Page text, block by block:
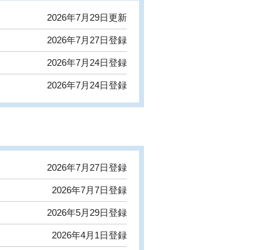
2026年7月29日更新
2026年7月27日登録
2026年7月24日登録
2026年7月24日登録
2026年7月27日登録
2026年7月7日登録
2026年5月29日登録
2026年4月1日登録